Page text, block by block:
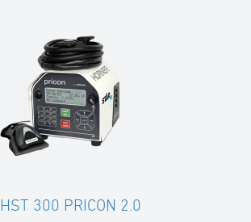
HST 300 PRICON 2.0